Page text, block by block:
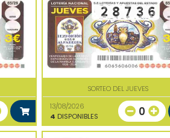
SORTEO DEL JUEVES
13/08/2026
4 DISPONIBLES 0